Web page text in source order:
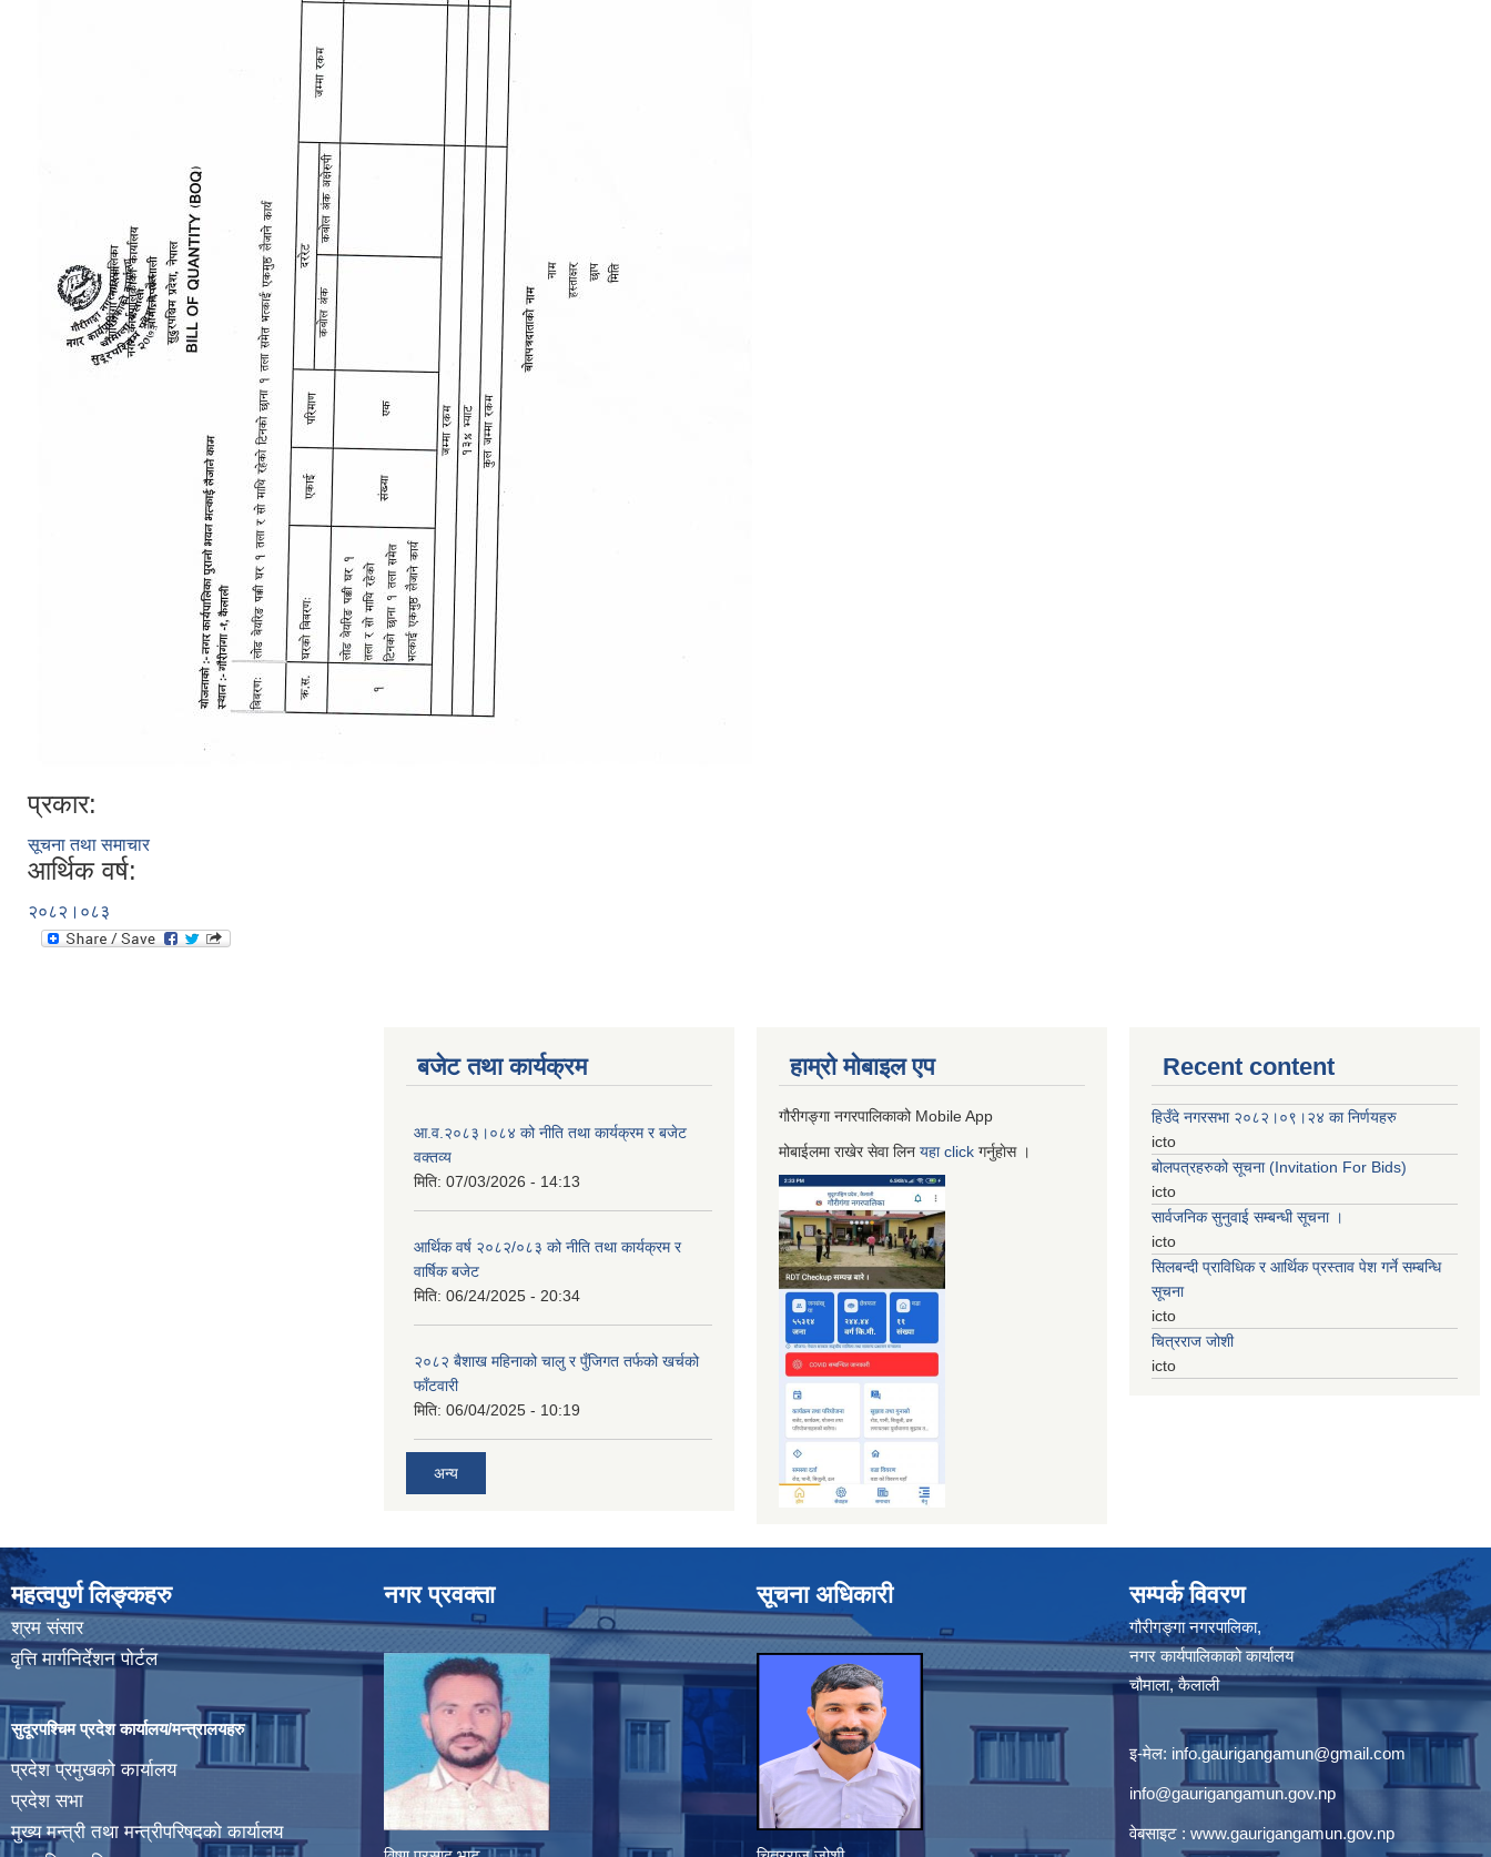
प्रकार:
सूचना तथा समाचार
आर्थिक वर्ष:
२०८२।०८३
बजेट तथा कार्यक्रम
आ.व.२०८३।०८४ को नीति तथा कार्यक्रम र बजेट
वक्तव्य
मिति: 07/03/2026 - 14:13
आर्थिक वर्ष २०८२/०८३ को नीति तथा कार्यक्रम र
वार्षिक बजेट
मिति: 06/24/2025 - 20:34
२०८२ बैशाख महिनाको चालु र पुँजिगत तर्फको खर्चको
फाँटवारी
मिति: 06/04/2025 - 10:19
अन्य
हाम्रो माेबाइल एप
गौरीगङ्गा नगरपालिकाको Mobile App
मोबाईलमा राखेर सेवा लिन यहाclick गर्नुहाेस ।
Recent content
हिउँदे नगरसभा २०८२।०९।२४ का निर्णयहरु
icto
बोलपत्रहरुको सूचना (Invitation For Bids)
icto
सार्वजनिक सुनुवाई सम्बन्धी सूचना ।
icto
सिलबन्दी प्राविधिक र आर्थिक प्रस्ताव पेश गर्ने सम्बन्धि
सूचना
icto
चित्रराज जोशी
icto
महत्वपुर्ण लिङ्कहरु
श्रम संसार
वृत्ति मार्गनिर्देशन पोर्टल
सुदूरपश्चिम प्रदेश कार्यालय/मन्त्रालयहरु
प्रदेश प्रमुखको कार्यालय
प्रदेश सभा
मुख्य मन्त्री तथा मन्त्रीपरिषदको कार्यालय
नगर प्रवक्ता सूचना अधिकारी सम्पर्क विवरण
गौरीगङ्गा नगरपालिका,
नगर कार्यपालिकाको कार्यालय
चौमाला, कैलाली
इ-मेल: info.gaurigangamun@gmail.com
info@gaurigangamun.gov.np
वेबसाइट : www.gaurigangamun.gov.np